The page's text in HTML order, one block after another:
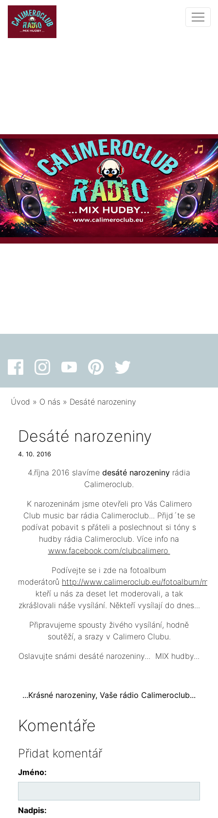
Úvod » O nás » Desáté narozeniny
Desáté narozeniny
4. 10. 2016
4.října 2016 slavíme desáté narozeniny rádia
Calimeroclub.
K narozeninám jsme otevřeli pro Vás Calimero
Club music bar rádia Calimeroclub... Přijd´te se
podívat pobavit s přáteli a poslechnout si tóny s
hudby rádia Calimeroclub. Více info na
www.facebook.com/clubcalimero
Podívejte se i zde na fotoalbum
moderátorů http://www.calimeroclub.eu/fotoalbum/
kteří u nás za deset let moderovali, a tak
zkrášlovali náše vysílání. Někteří vysílají do dnes...
Připravujeme spousty živého vysílání, hodně
soutěží, a srazy v Calimero Clubu.
Oslavujte snámi desáté narozeniny... MIX hudby...
...Krásné narozeniny, Vaše rádio Calimeroclub...
Komentáře
Přidat komentář
Jméno:
Nadpis: